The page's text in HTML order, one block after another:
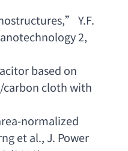
,” Y.F.
2,
based on
cloth with
normalized
et al., J. Power